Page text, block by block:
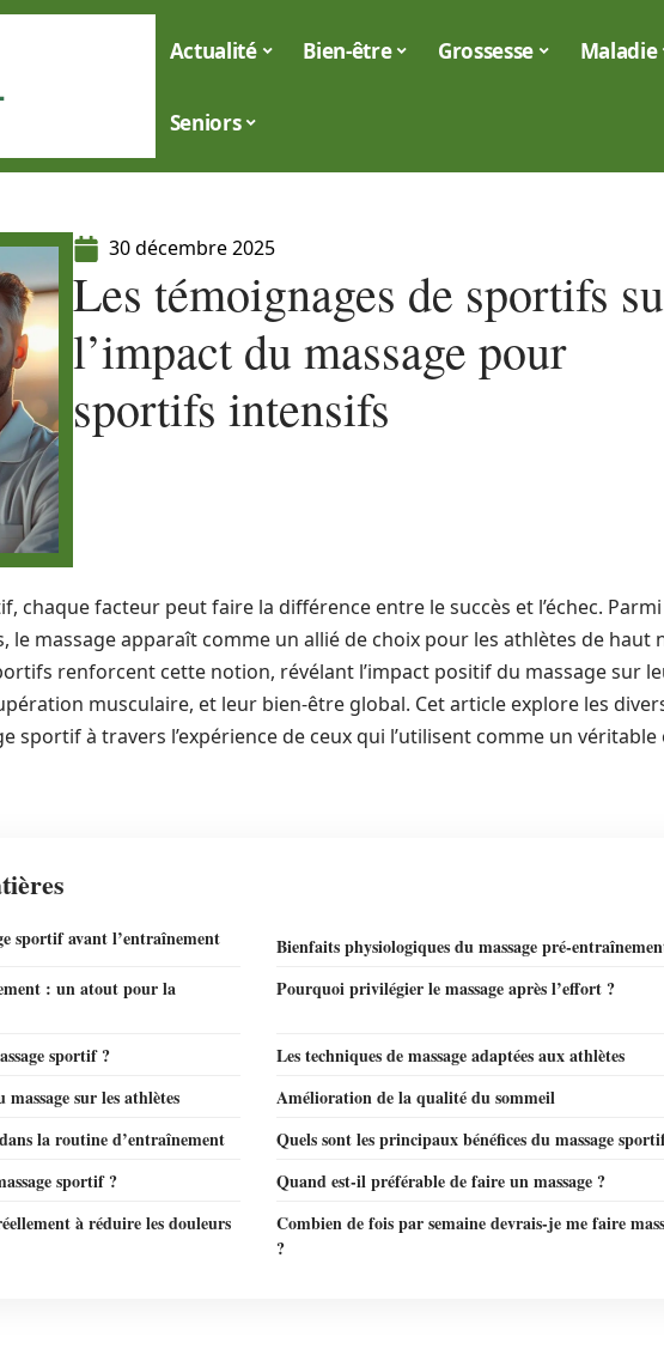
Actualité Bien-être Grossesse Maladie
Seniors
30 décembre 2025
Les témoignages de sportifs
l’impact du massage pour
sportifs intensifs
chaque facteur peut faire la différence entre le succès et l’échec. Parmi
le massage apparaît comme un allié de choix pour les athlètes de haut
renforcent cette notion, révélant l’impact positif du massage sur
musculaire, et leur bien-être global. Cet article explore les
sportif à travers l’expérience de ceux qui l’utilisent comme un véritable
sportif avant l’entraînement
Bienfaits physiologiques du massage pré-
: un atout pour la
Pourquoi privilégier le massage après l’effort ?
sportif ?
Les techniques de massage adaptées aux athlètes
sur les athlètes
Amélioration de la qualité du sommeil
la routine d’entraînement
Quels sont les principaux bénéfices du massage
sportif ?
Quand est-il préférable de faire un massage ?
à réduire les douleurs
Combien de fois par semaine devrais-je me faire
?